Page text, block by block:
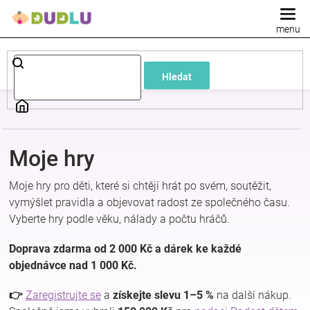
Hledat
Dětské
a
kojenecké
oblečení
Pokojíček
kojenecká
Moje hry
Moje hry pro děti, které si chtějí hrát po svém, soutěžit,
vymýšlet pravidla a objevovat radost ze společného času.
Vyberte hry podle věku, nálady a počtu hráčů.
Doprava zdarma od 2 000 Kč a dárek ke každé
objednávce nad 1 000 Kč.
👉 Zaregistrujte se a získejte slevu 1–5 % na další nákup.